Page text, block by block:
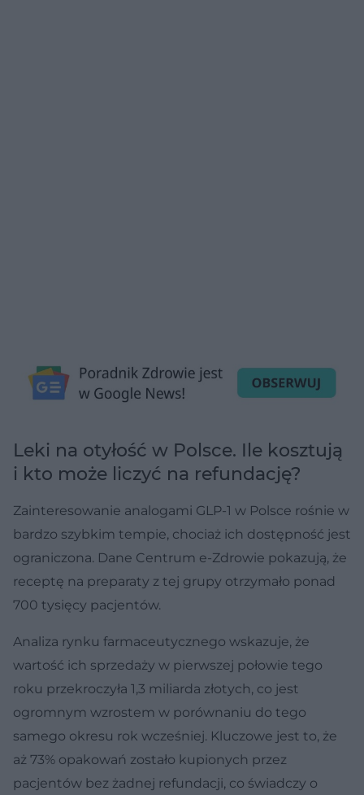
Leki na otyłość w Polsce. Ile kosztują
i kto może liczyć na refundację?
Zainteresowanie analogami GLP-1 w Polsce rośnie w
bardzo szybkim tempie, chociaż ich dostępność jest
ograniczona. Dane Centrum e-Zdrowie pokazują, że
receptę na preparaty z tej grupy otrzymało ponad
700 tysięcy pacjentów.
Analiza rynku farmaceutycznego wskazuje, że
wartość ich sprzedaży w pierwszej połowie tego
roku przekroczyła 1,3 miliarda złotych, co jest
ogromnym wzrostem w porównaniu do tego
samego okresu rok wcześniej. Kluczowe jest to, że
aż 73% opakowań zostało kupionych przez
pacjentów bez żadnej refundacji, co świadczy o